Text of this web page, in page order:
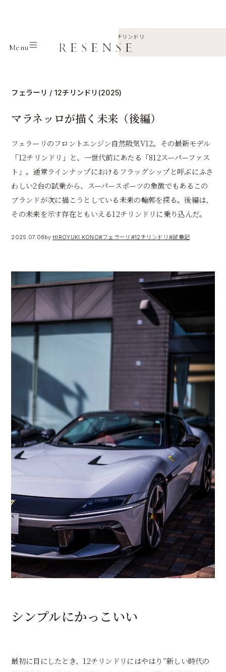
Menu
12チリンドリ
マラネッロが描く未来（後編）
フェラーリ / 12チリンドリ(2025)
マラネッロが描く未来（後編）
フェラーリのフロントエンジン自然吸気V12。その最新モデル
「12チリンドリ」と、一世代前にあたる「812スーパーファス
ト」。通常ラインナップにおけるフラッグシップと呼ぶにふさ
わしい2台の試乗から、スーパースポーツの象徴でもあるこの
ブランドが次に描こうとしている未来の輪郭を探る。後編は、
その未来を示す存在ともいえる12チリンドリに乗り込んだ。
2025.07.08by HIROYUKI KONO#フェラーリ #12チリンドリ #試乗記
シンプルにかっこいい
最初に目にしたとき、12チリンドリにはやはり“新しい時代の